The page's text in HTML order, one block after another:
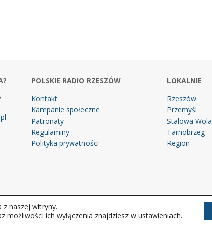
POLSKIE RADIO RZESZÓW
Kontakt
Kampanie społeczne
Patronaty
Regulaminy
Polityka prywatności
LOKALNIE
Rzeszów
Przemyśl
Stalowa Wola
Tarnobrzeg
Region
z naszej witryny.
ich wyłączenia znajdziesz w ustawieniach.